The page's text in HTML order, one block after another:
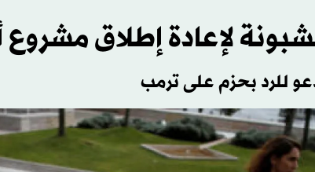
لإعادة إطلاق مشروع
للرد بحزم على ترمب